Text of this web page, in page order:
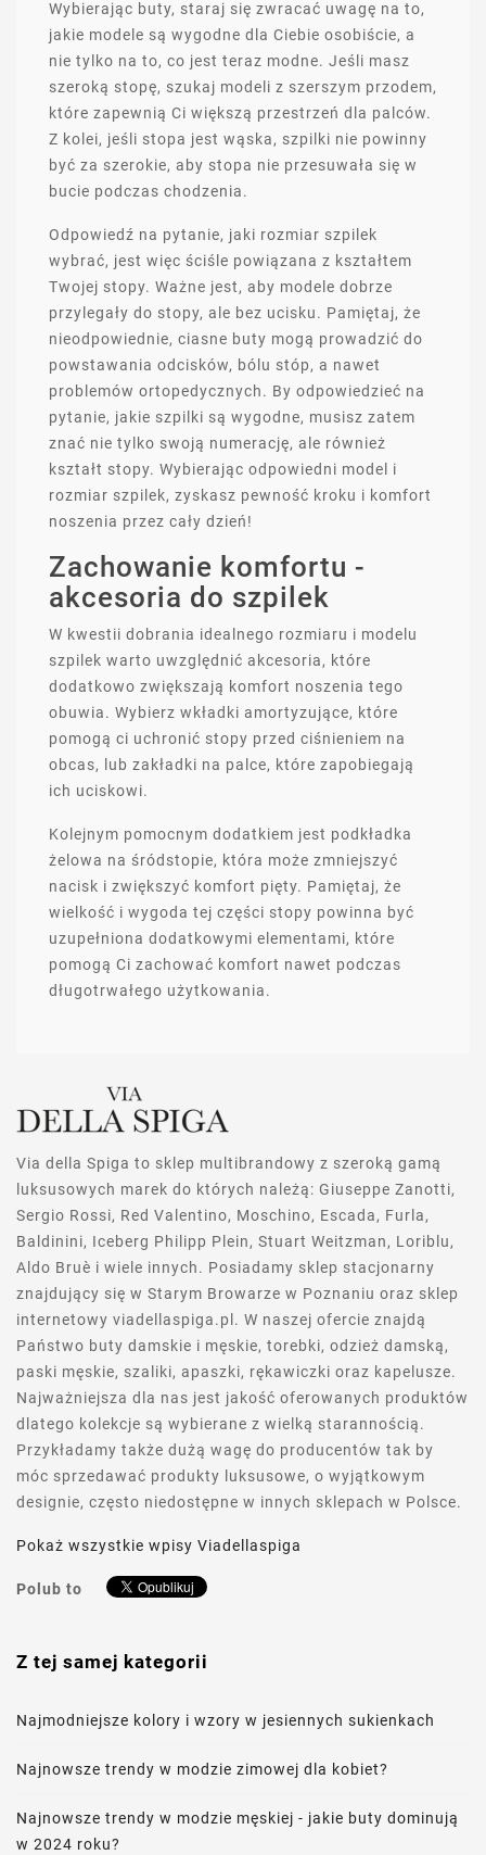
Wybierając buty, staraj się zwracać uwagę na to,
jakie modele są wygodne dla Ciebie osobiście, a
nie tylko na to, co jest teraz modne. Jeśli masz
szeroką stopę, szukaj modeli z szerszym przodem,
które zapewnią Ci większą przestrzeń dla palców.
Z kolei, jeśli stopa jest wąska, szpilki nie powinny
być za szerokie, aby stopa nie przesuwała się w
bucie podczas chodzenia.
Odpowiedź na pytanie, jaki rozmiar szpilek
wybrać, jest więc ściśle powiązana z kształtem
Twojej stopy. Ważne jest, aby modele dobrze
przylegały do stopy, ale bez ucisku. Pamiętaj, że
nieodpowiednie, ciasne buty mogą prowadzić do
powstawania odcisków, bólu stóp, a nawet
problemów ortopedycznych. By odpowiedzieć na
pytanie, jakie szpilki są wygodne, musisz zatem
znać nie tylko swoją numerację, ale również
kształt stopy. Wybierając odpowiedni model i
rozmiar szpilek, zyskasz pewność kroku i komfort
noszenia przez cały dzień!
Zachowanie komfortu -
akcesoria do szpilek
W kwestii dobrania idealnego rozmiaru i modelu
szpilek warto uwzględnić akcesoria, które
dodatkowo zwiększają komfort noszenia tego
obuwia. Wybierz wkładki amortyzujące, które
pomogą ci uchronić stopy przed ciśnieniem na
obcas, lub zakładki na palce, które zapobiegają
ich uciskowi.
Kolejnym pomocnym dodatkiem jest podkładka
żelowa na śródstopie, która może zmniejszyć
nacisk i zwiększyć komfort pięty. Pamiętaj, że
wielkość i wygoda tej części stopy powinna być
uzupełniona dodatkowymi elementami, które
pomogą Ci zachować komfort nawet podczas
długotrwałego użytkowania.
Via della Spiga to sklep multibrandowy z szeroką gamą
luksusowych marek do których należą: Giuseppe Zanotti,
Sergio Rossi, Red Valentino, Moschino, Escada, Furla,
Baldinini, Iceberg Philipp Plein, Stuart Weitzman, Loriblu,
Aldo Bruè i wiele innych. Posiadamy sklep stacjonarny
znajdujący się w Starym Browarze w Poznaniu oraz sklep
internetowy viadellaspiga.pl. W naszej ofercie znajdą
Państwo buty damskie i męskie, torebki, odzież damską,
paski męskie, szaliki, apaszki, rękawiczki oraz kapelusze.
Najważniejsza dla nas jest jakość oferowanych produktów
dlatego kolekcje są wybierane z wielką starannością.
Przykładamy także dużą wagę do producentów tak by
móc sprzedawać produkty luksusowe, o wyjątkowym
designie, często niedostępne w innych sklepach w Polsce.
Pokaż wszystkie wpisy Viadellaspiga
Polub to
Z tej samej kategorii
Najmodniejsze kolory i wzory w jesiennych sukienkach
Najnowsze trendy w modzie zimowej dla kobiet?
Najnowsze trendy w modzie męskiej - jakie buty dominują
w 2024 roku?